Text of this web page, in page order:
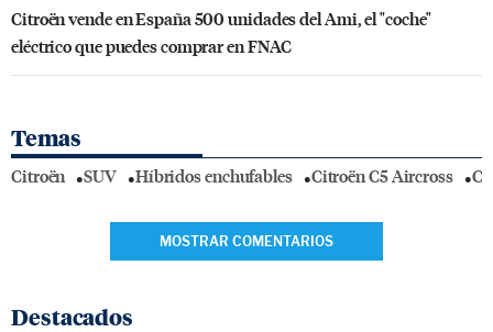
Citroën vende en España 500 unidades del Ami, el "coche"
eléctrico que puedes comprar en FNAC
Temas
Citroën SUV Híbridos enchufables Citroën C5 Aircross
MOSTRAR COMENTARIOS
Destacados